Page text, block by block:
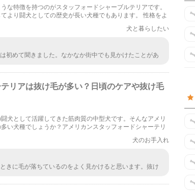
な特徴を持つのがスタッフォードシャーブルテリアです。
より闘犬としての歴史が長い犬種でもあります。 性格をよ
犬と暮らしたい
初めて聞きました。なかなか街中でも見かけたことがあ
リアは抜け毛が多い？日頃のケアや抜け毛
犬として活躍してきた筋肉質の中型犬です。そんなアメリ
い犬種でしょうか？アメリカンスタッフォードシャーテリ
犬のお手入れ
きに毛が落ちているのをよく見かけると思います。抜け